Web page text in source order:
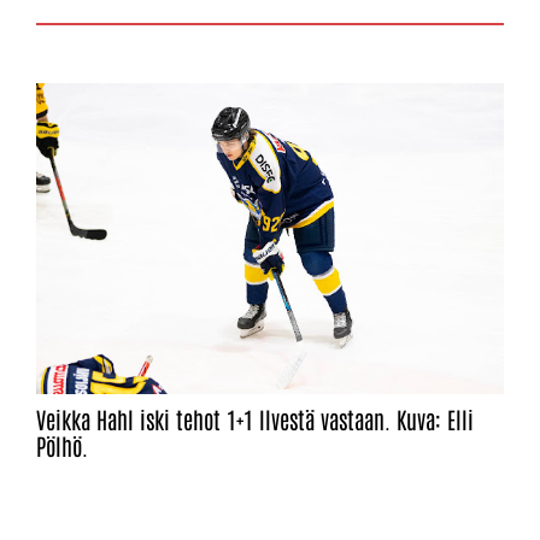
Veikka Hahl iski tehot 1+1 Ilvestä vastaan. Kuva: Elli
Pölhö.